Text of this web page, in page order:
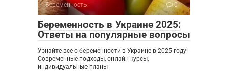
Беременность 0
Беременность в Украине 2025:
Ответы на популярные вопросы
Узнайте все о беременности в Украине в 2025 году!
Современные подходы, онлайн-курсы,
индивидуальные планы